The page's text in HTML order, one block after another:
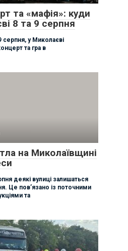
та «мафія»: куди
8 та 9 серпня
серпня, у Миколаєві
та гра в
на Миколаївщині
деякі вулиці залишаться
Це пов’язано із поточними
та